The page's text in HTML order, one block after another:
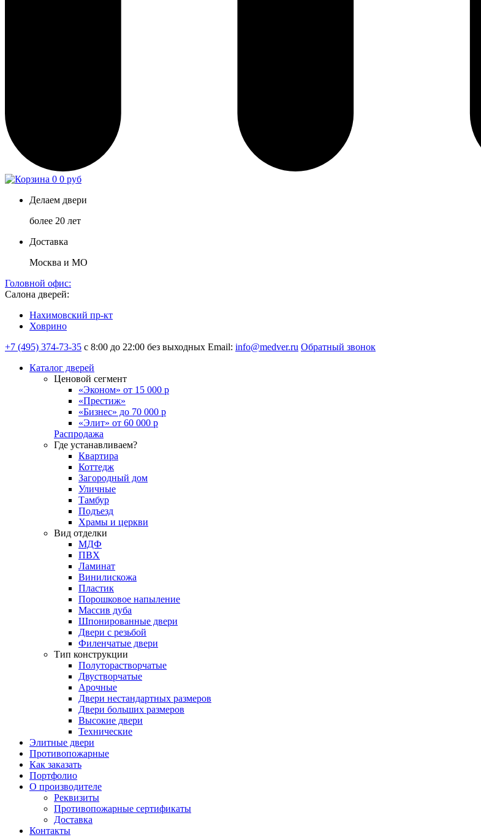
0 0 руб
Делаем двери
более 20 лет
Доставка
Москва и МО
Головной офис:
Салона дверей:
Нахимовский пр-кт
Ховрино
+7 (495) 374-73-35 с 8:00 до 22:00 без выходных Email: info@medver.ru Обратный звонок
Каталог дверей
Ценовой сегмент
«Эконом» от 15 000 р
«Престиж»
«Бизнес» до 70 000 р
«Элит» от 60 000 р
Распродажа
Где устанавливаем?
Квартира
Коттедж
Загородный дом
Уличные
Тамбур
Подъезд
Храмы и церкви
Вид отделки
МДФ
ПВХ
Ламинат
Винилискожа
Пластик
Порошковое напыление
Массив дуба
Шпонированные двери
Двери с резьбой
Филенчатые двери
Тип конструкции
Полуторастворчатые
Двустворчатые
Арочные
Двери нестандартных размеров
Двери больших размеров
Высокие двери
Технические
Элитные двери
Противопожарные
Как заказать
Портфолио
О производителе
Реквизиты
Противопожарные сертификаты
Доставка
Контакты